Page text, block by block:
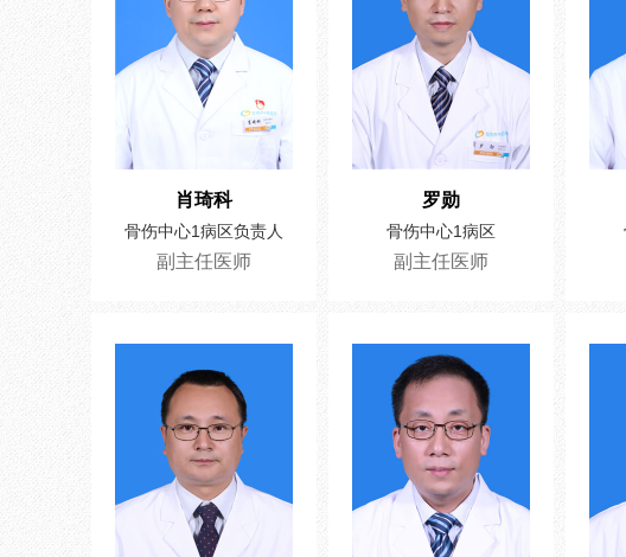
肖琦科
骨伤中心1病区负责人
副主任医师
罗勋
骨伤中心1病区
副主任医师